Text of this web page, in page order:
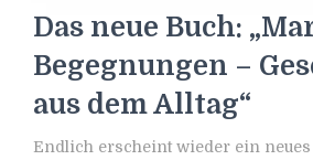
Das neue Buch:
Begegnungen –
aus dem Alltag“
Endlich erscheint wieder ein